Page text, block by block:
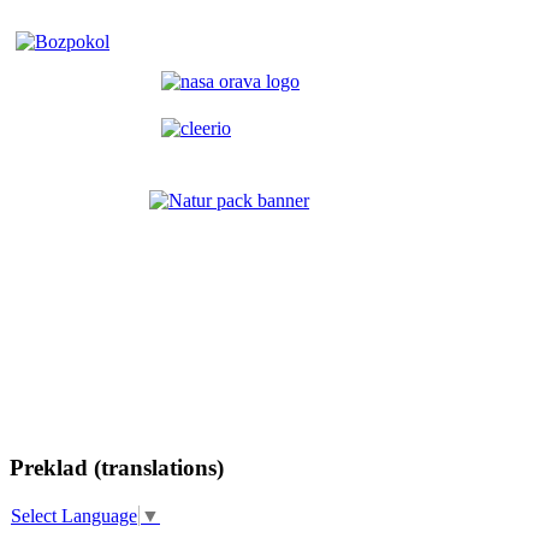
Preklad (translations)
Select Language ▼